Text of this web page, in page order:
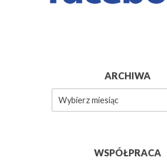
ARCHIWA
WSPÓŁPRACA